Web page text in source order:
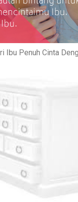
Ibu Penuh Cinta